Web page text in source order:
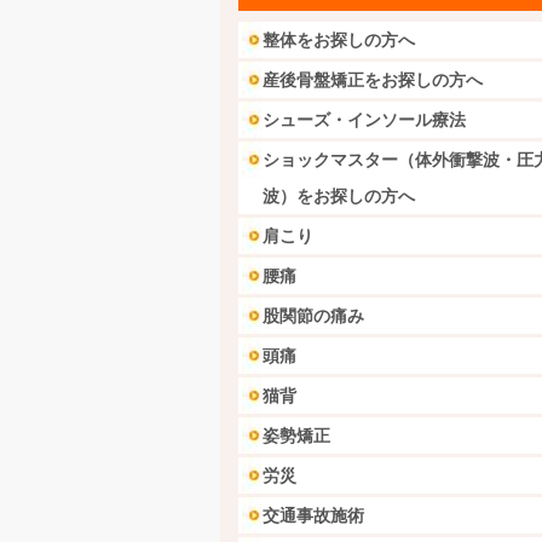
整体をお探しの方へ
産後骨盤矯正をお探しの方へ
シューズ・インソール療法
ショックマスター（体外衝撃波・圧
波）をお探しの方へ
肩こり
腰痛
股関節の痛み
頭痛
猫背
姿勢矯正
労災
交通事故施術